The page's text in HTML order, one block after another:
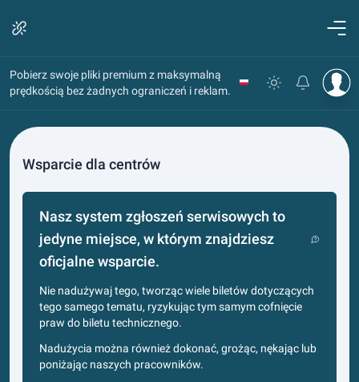
Pobierz swoje pliki premium z maksymalną
prędkością bez żadnych ograniczeń i reklam.
Wsparcie dla centrów
Nasz system zgłoszeń serwisowych to
jedyne miejsce, w którym znajdziesz
oficjalne wsparcie.
Nie nadużywaj tego, tworząc wiele biletów dotyczących
tego samego tematu, ryzykując tym samym cofnięcie
praw do biletu technicznego.
Nadużycia można również dokonać, grożąc, nękając lub
poniżając naszych pracowników.